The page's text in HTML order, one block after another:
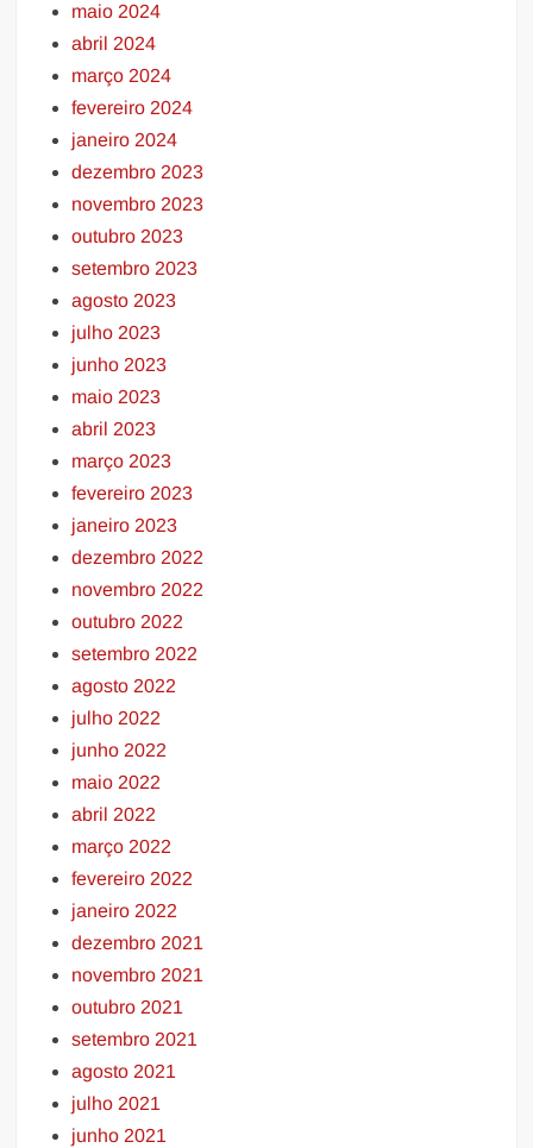
maio 2024
abril 2024
março 2024
fevereiro 2024
janeiro 2024
dezembro 2023
novembro 2023
outubro 2023
setembro 2023
agosto 2023
julho 2023
junho 2023
maio 2023
abril 2023
março 2023
fevereiro 2023
janeiro 2023
dezembro 2022
novembro 2022
outubro 2022
setembro 2022
agosto 2022
julho 2022
junho 2022
maio 2022
abril 2022
março 2022
fevereiro 2022
janeiro 2022
dezembro 2021
novembro 2021
outubro 2021
setembro 2021
agosto 2021
julho 2021
junho 2021